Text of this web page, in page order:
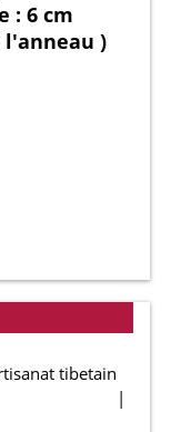
: 6 cm
l'anneau )
tibetain